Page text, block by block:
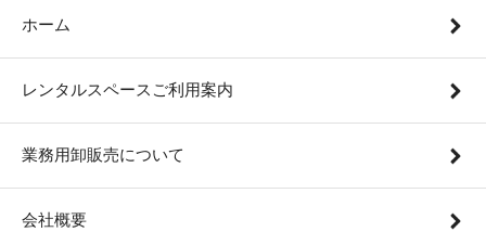
ホーム
レンタルスペースご利用案内
業務用卸販売について
会社概要